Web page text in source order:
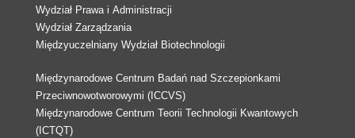
Wydział Prawa i Administracji
Wydział Zarządzania
Międzyuczelniany Wydział Biotechnologii
Międzynarodowe Centrum Badań nad Szczepionkami
Przeciwnowotworowymi (ICCVS)
Międzynarodowe Centrum Teorii Technologii Kwantowych
(ICTQT)